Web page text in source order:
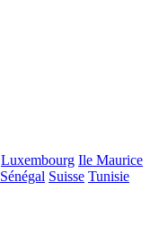
Luxembourg Ile Maurice
Sénégal Suisse Tunisie